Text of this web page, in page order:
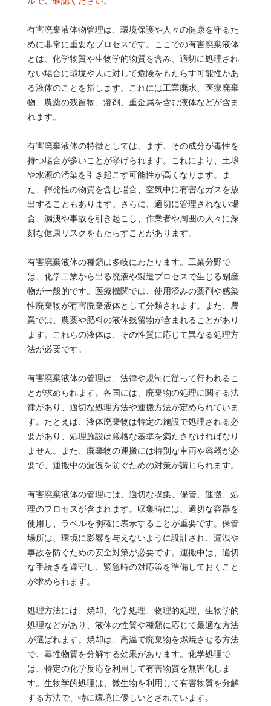
有害廃棄液体物管理は、環境保護や人々の健康を守るた
めに非常に重要なプロセスです。ここでの有害廃棄液体
とは、化学物質や生物学的物質を含み、適切に処理され
ない場合に環境や人に対して危険をもたらす可能性があ
る液体のことを指します。これには工業廃水、医療廃棄
物、農薬の残留物、溶剤、重金属を含む液体などが含ま
れます。
有害廃棄液体の特徴としては、まず、その成分が毒性を
持つ場合が多いことが挙げられます。これにより、土壌
や水源の汚染を引き起こす可能性が高くなります。ま
た、揮発性の物質を含む場合、空気中に有害なガスを放
出することもあります。さらに、適切に管理されない場
合、漏洩や事故を引き起こし、作業者や周囲の人々に深
刻な健康リスクをもたらすことがあります。
有害廃棄液体の種類は多岐にわたります。工業分野で
は、化学工業から出る廃液や製造プロセスで生じる副産
物が一般的です。医療機関では、使用済みの薬剤や感染
性廃棄物が有害廃棄液体として分類されます。また、農
業では、農薬や肥料の液体残留物が含まれることがあり
ます。これらの液体は、その性質に応じて異なる処理方
法が必要です。
有害廃棄液体の管理は、法律や規制に従って行われるこ
とが求められます。各国には、廃棄物の処理に関する法
律があり、適切な処理方法や運搬方法が定められていま
す。たとえば、液体廃棄物は特定の施設で処理される必
要があり、処理施設は厳格な基準を満たさなければなり
ません。また、廃棄物の運搬には特別な車両や容器が必
要で、運搬中の漏洩を防ぐための対策が講じられます。
有害廃棄液体の管理には、適切な収集、保管、運搬、処
理のプロセスが含まれます。収集時には、適切な容器を
使用し、ラベルを明確に表示することが重要です。保管
場所は、環境に影響を与えないように設計され、漏洩や
事故を防ぐための安全対策が必要です。運搬中は、適切
な手続きを遵守し、緊急時の対応策を準備しておくこと
が求められます。
処理方法には、焼却、化学処理、物理的処理、生物学的
処理などがあり、液体の性質や種類に応じて最適な方法
が選ばれます。焼却は、高温で廃棄物を燃焼させる方法
で、毒性物質を分解する効果があります。化学処理で
は、特定の化学反応を利用して有害物質を無害化しま
す。生物学的処理は、微生物を利用して有害物質を分解
する方法で、特に環境に優しいとされています。